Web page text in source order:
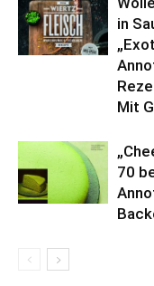
in
Mit
70